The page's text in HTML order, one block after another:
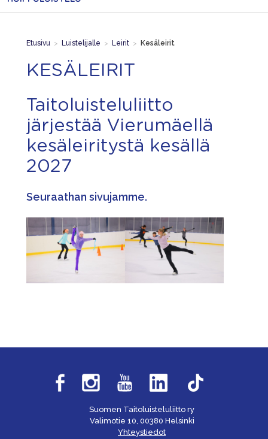
Etusivu > Luistelijalle > Leirit > Kesäleirit
KESÄLEIRIT
Taitoluisteluliitto
järjestää Vierumäellä
kesäleiritystä kesällä
2027
Seuraathan sivujamme.
Suomen Taitoluisteluliitto ry
Valimotie 10, 00380 Helsinki
Yhteystiedot